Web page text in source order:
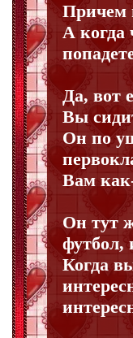
Причем
А когда
Да, вот
Вы
Он по
Вам
Он тут
футбол,
Когда